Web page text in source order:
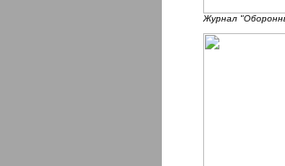
Журнал